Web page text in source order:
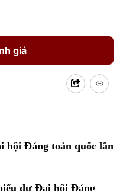
giá
hội Đảng toàn quốc lần
dự Đại hội Đảng